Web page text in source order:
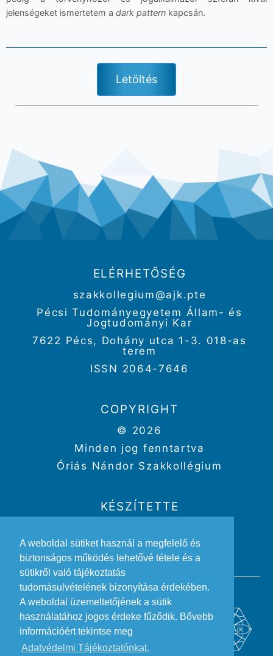
A weboldal sütiket használ a megfelelő és
biztonságos működés lehetővé tétele és a
sütikről való tájékoztatás
tudomásulvételének bizonyítása érdekében.
A weboldal üzemeltetőjének a sütik
használatához jogos érdeke fűződik. Bővebb
információért tekintse meg
Adatvédelmi Tájékoztatónkat.
jelenségeket ismertetem a dark pattern kapcsán.
Letöltés
ELÉRHETŐSÉG
szakkollegium@ajk.pte
Pécsi Tudományegyetem Állam- és
Jogtudományi Kar
7622 Pécs, Dohány utca 1-3. 018-as
terem
ISSN 2064-7646
COPYRIGHT
© 2026
Minden jog fenntartva
Óriás Nándor Szakkollégium
KÉSZÍTETTE
Design:Gertheis Anna